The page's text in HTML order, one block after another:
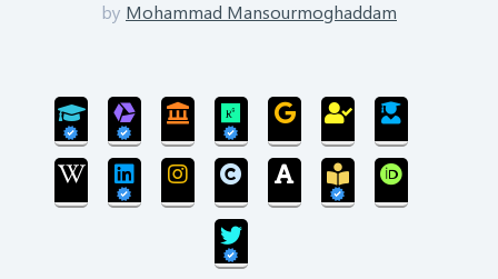
سی‌ام‌ شهریورماه 1399:
بروزرسانی سایت پایان یافته است و سایت در مرحله
انتقال پایگاه داده می‌باشد.
by Mohammad Mansourmoghaddam